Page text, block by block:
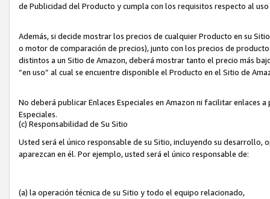
de Publicidad del Producto y cumpla con los requisitos respecto al uso
Además, si decide mostrar los precios de cualquier Producto en su
o motor de comparación de precios), junto con los precios de
distintos a un Sitio de Amazon, deberá mostrar tanto el precio más
“en uso” al cual se encuentre disponible el Producto en el Sitio de
No deberá publicar Enlaces Especiales en Amazon ni facilitar enlaces
Especiales.
(c) Responsabilidad de Su Sitio
Usted será el único responsable de su Sitio, incluyendo su
aparezcan en él. Por ejemplo, usted será el único responsable de:
(a) la operación técnica de su Sitio y todo el equipo relacionado,